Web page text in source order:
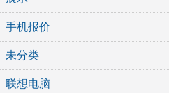
手机报价
未分类
联想电脑